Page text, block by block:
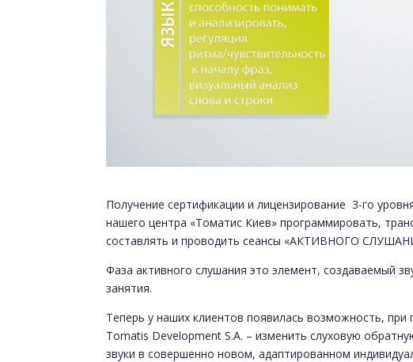
Получение сертификации и лицензирование 3-го
нашего центра «Томатис Киев» программировать,
составлять и проводить сеансы «АКТИВНОГО
Фаза активного слушания это элемент, создаваемый
занятия.
Теперь у наших клиентов появилась возможность,
Tomatis Development S.A. – изменить слуховую
звуки в совершенно новом, адаптированном